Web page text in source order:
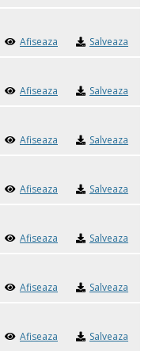
Afiseaza Salveaza
Afiseaza Salveaza
Afiseaza Salveaza
Afiseaza Salveaza
Afiseaza Salveaza
Afiseaza Salveaza
Afiseaza Salveaza